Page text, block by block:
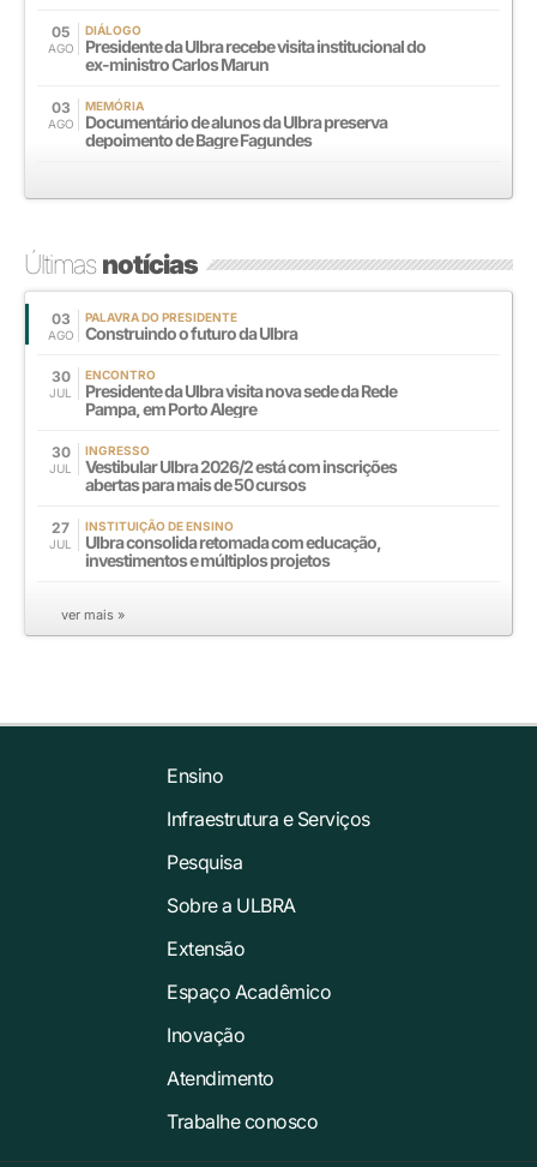
05
AGO
DIÁLOGO
Presidente da Ulbra recebe visita institucional do
ex-ministro Carlos Marun
03
AGO
MEMÓRIA
Documentário de alunos da Ulbra preserva
depoimento de Bagre Fagundes
Últimasnotícias
03
AGO
PALAVRA DO PRESIDENTE
Construindo o futuro da Ulbra
30
JUL
ENCONTRO
Presidente da Ulbra visita nova sede da Rede
Pampa, em Porto Alegre
30
JUL
INGRESSO
Vestibular Ulbra 2026/2 está com inscrições
abertas para mais de 50 cursos
27
JUL
INSTITUIÇÃO DE ENSINO
Ulbra consolida retomada com educação,
investimentos e múltiplos projetos
ver mais »
Ensino
Infraestrutura e Serviços
Pesquisa
Sobre a ULBRA
Extensão
Espaço Acadêmico
Inovação
Atendimento
Trabalhe conosco